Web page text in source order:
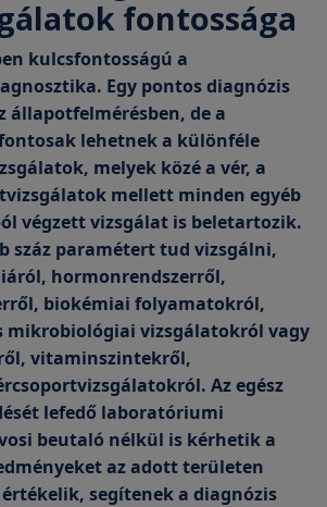
fontossága
kulcsfontosságú a
Egy pontos diagnózis
állapotfelmérésben, de a
lehetnek a különféle
melyek közé a vér, a
mellett minden egyéb
végzett vizsgálat is beletartozik.
száz paramétert tud vizsgálni,
hormonrendszerről,
biokémiai folyamatokról,
mikrobiológiai vizsgálatokról vagy
vitaminszintekről,
Az egész
lefedő laboratóriumi
beutaló nélkül is kérhetik a
az adott területen
segítenek a diagnózis